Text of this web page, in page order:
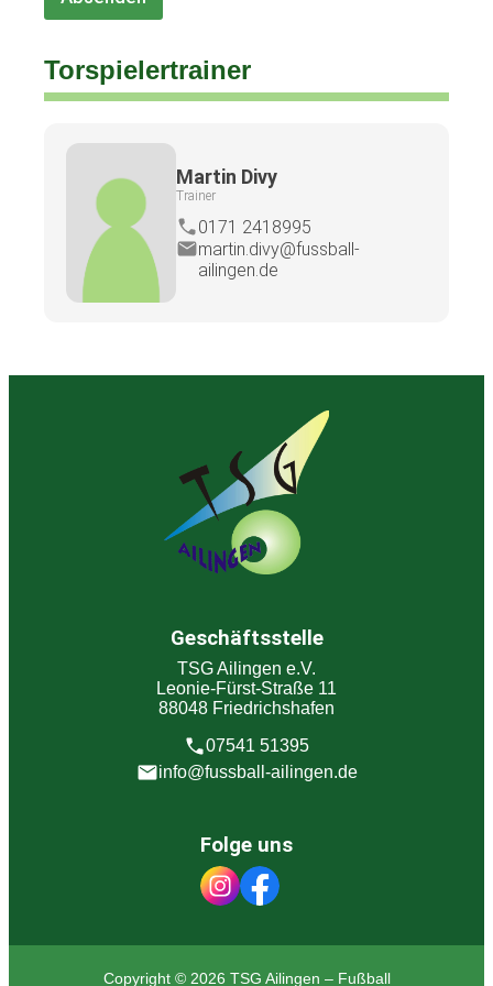
Torspielertrainer
Martin Divy
Trainer
0171 2418995
martin.divy@fussball-
ailingen.de
Geschäftsstelle
TSG Ailingen e.V.
Leonie-Fürst-Straße 11
88048 Friedrichshafen
07541 51395
info@fussball-ailingen.de
Folge uns
Copyright © 2026 TSG Ailingen – Fußball